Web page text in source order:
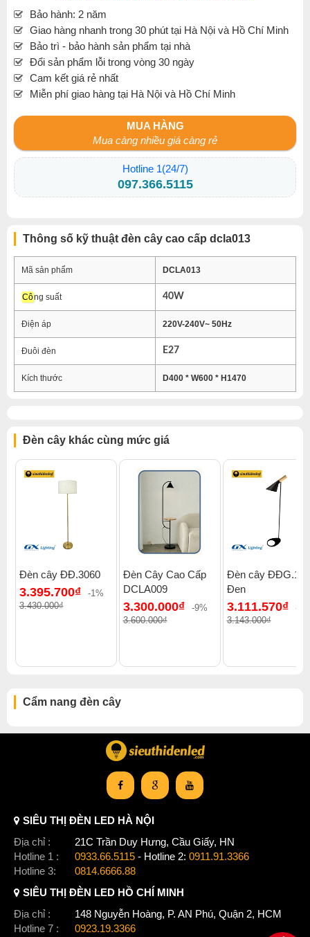
Bảo hành: 2 năm
Giao hàng nhanh trong 30 phút tại Hà Nội và Hồ Chí Minh
Bảo trì - bảo hành sản phẩm tại nhà
Đổi sản phẩm lỗi trong vòng 30 ngày
Cam kết giá rẻ nhất
Miễn phí giao hàng tại Hà Nội và Hồ Chí Minh
MUA HÀNG
Mua càng nhiều giá càng rẻ
Hotline 1(24/7)
097.366.5115
Thông số kỹ thuật đèn cây cao cấp dcla013
Mã sản phẩm DCLA013
Công suất 40W
Điện áp 220V-240V~ 50Hz
Đuôi đèn E27
Kích thước D400 * W600 * H1470
Đèn cây khác cùng mức giá
Đèn cây ĐĐ.3060
3.395.700₫
-1%
3.430.000₫
Đèn Cây Cao Cấp
DCLA009
3.300.000₫
-9%
3.600.000₫
Đèn cây ĐĐG.16
Đen
3.111.570₫
-
3.143.000₫
Cẩm nang đèn cây
SIÊU THỊ ĐÈN LED HÀ NỘI
Địa chỉ :
21C Trần Duy Hưng, Cầu Giấy, HN
Hotline 1 :
0933.66.5115 - Hotline 2: 0911.91.3366
Hotline 3:
0814.6666.88
SIÊU THỊ ĐÈN LED HỒ CHÍ MINH
Địa chỉ :
148 Nguyễn Hoàng, P. AN Phú, Quận 2, HCM
Hotline 7 :
0923.19.3366